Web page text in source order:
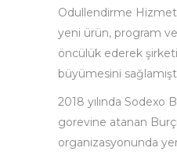
Odullendirme
yeni ürün, program
öncülük ederek
büyümesini
2018 yılında Sodexo
gorevine atanan
organizasyonunda